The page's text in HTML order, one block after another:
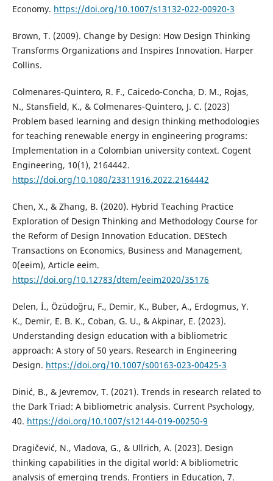
Economy. https://doi.org/10.1007/s13132-022-00920-3
Brown, T. (2009). Change by Design: How Design Thinking
Transforms Organizations and Inspires Innovation. Harper
Collins.
Colmenares-Quintero, R. F., Caicedo-Concha, D. M., Rojas,
N., Stansfield, K., & Colmenares-Quintero, J. C. (2023)
Problem based learning and design thinking methodologies
for teaching renewable energy in engineering programs:
Implementation in a Colombian university context. Cogent
Engineering, 10(1), 2164442.
https://doi.org/10.1080/23311916.2022.2164442
Chen, X., & Zhang, B. (2020). Hybrid Teaching Practice
Exploration of Design Thinking and Methodology Course for
the Reform of Design Innovation Education. DEStech
Transactions on Economics, Business and Management,
0(eeim), Article eeim.
https://doi.org/10.12783/dtem/eeim2020/35176
Delen, İ., Özüdoğru, F., Demir, K., Buber, A., Erdogmus, Y.
K., Demir, E. B. K., Coban, G. U., & Akpinar, E. (2023).
Understanding design education with a bibliometric
approach: A story of 50 years. Research in Engineering
Design. https://doi.org/10.1007/s00163-023-00425-3
Dinić, B., & Jevremov, T. (2021). Trends in research related to
the Dark Triad: A bibliometric analysis. Current Psychology,
40. https://doi.org/10.1007/s12144-019-00250-9
Dragičević, N., Vladova, G., & Ullrich, A. (2023). Design
thinking capabilities in the digital world: A bibliometric
analysis of emerging trends. Frontiers in Education, 7.